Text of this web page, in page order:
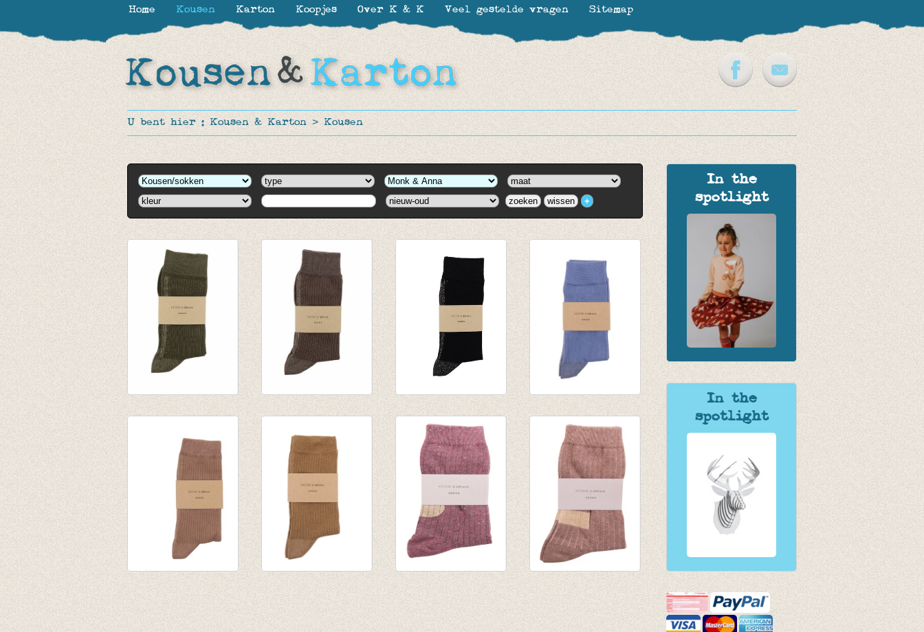
U bent hier : Kousen & Karton > Kousen
In the
spotlight
In the
spotlight
€ 8,50
Black
€ 8,50
Faded Blue
€ 8,50
Home Kousen Karton Koopjes Over K & K Veel gestelde vragen Sitemap